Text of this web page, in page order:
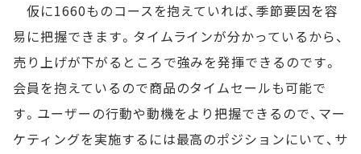
仮に1660ものコースを抱えていれば、季節要因を容
易に把握できます。タイムラインが分かっているから、
売り上げが下がるところで強みを発揮できるのです。
会員を抱えているので商品のタイムセールも可能で
す。ユーザーの行動や動機をより把握できるので、マー
ケティングを実施するには最高のポジションにいて、サ